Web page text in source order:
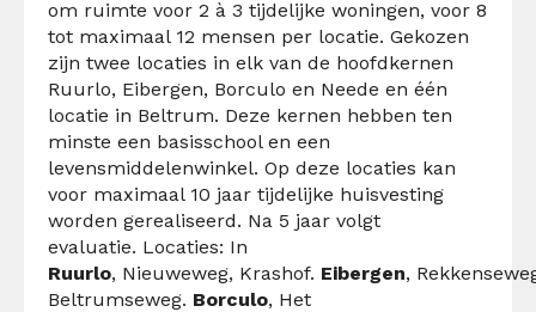
om ruimte voor 2 à 3 tijdelijke woningen, voor 8
tot maximaal 12 mensen per locatie. Gekozen
zijn twee locaties in elk van de hoofdkernen
Ruurlo, Eibergen, Borculo en Neede en één
locatie in Beltrum. Deze kernen hebben ten
minste een basisschool en een
levensmiddelenwinkel. Op deze locaties kan
voor maximaal 10 jaar tijdelijke huisvesting
worden gerealiseerd. Na 5 jaar volgt
evaluatie. Locaties: In
Ruurlo, Nieuweweg, Krashof. Eibergen,
Beltrumseweg. Borculo, Het